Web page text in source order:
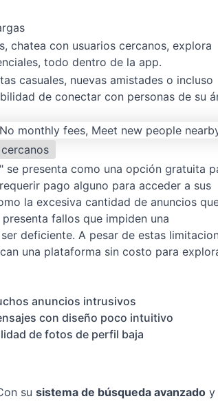
chatea con usuarios cercanos, explora
todo dentro de la app.
casuales, nuevas amistades o incluso
de conectar con personas de su
presenta como una opción gratuita
pago alguno para acceder a sus
la excesiva cantidad de anuncios
fallos que impiden una
deficiente. A pesar de estas
una plataforma sin costo para
anuncios intrusivos
con diseño poco intuitivo
de fotos de perfil baja
su sistema de búsqueda avanzado y